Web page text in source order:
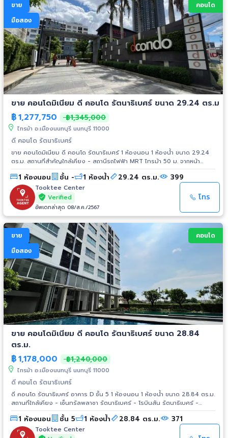
ขาย
มือสอง
คอนโด
ขาย คอนโดมิเนียม ดี คอนโด รัตนาธิเบศร์ ขนาด 29.24 ตร.ม
฿1,277,750 ฿1,345,000
ไทรม้า อ.เมืองนนทบุรี นนทบุรี 11000
ดี คอนโด รัตนาธิเบศร์
ขาย คอนโดมิเนียม ดี คอนโด รัตนาธิเบศร์ 1 ห้องนอน 1 ห้องน้ำ ขนาด 29.24
ตร.ม. สถานที่สำคัญใกล้เคียง - สถานีรถไฟฟ้า MRT ไทรม้า 50 ม. จากหน้า
โครงการ - สะพานพระนั่งเกล้า - ห้างสรรพสินค้าเซ็นทรัล รัตนาธิเบศร์, เซ็นทรัล
เวสเกต - ห้างสรรพสินค้า เอสพลานาด - ศูนย์ราชการนนทบุรี - ห้างบิ๊กซี
รัตนาธิเบศร์ - เดอะมอลล์ งามวงศ์วาน - จุดขึ้นลงทางด่วน งามวงศ์วาน
1 ห้องนอน ชั้น - 1 ห้องน้ำ 29.24 ตร.ม. 399
Tooktee Center
Verified
อัพเดทล่าสุด 08/ส.ค./2567
โทร
ขาย
มือสอง
คอนโด
ขาย คอนโดมิเนียม ดี คอนโด รัตนาธิเบศร์ ขนาด 28.84
ตร.ม.
฿1,178,000 ฿1,240,000
ไทรม้า อ.เมืองนนทบุรี นนทบุรี 11000
ดี คอนโด รัตนาธิเบศร์
ดี คอนโด รัตนาธิเบศร์ อาคาร D ชั้น 5 1 ห้องนอน 1 ห้องน้ำ ขนาด 28.84 ตร.ม.
สถานที่ใกล้เคียง - เซ็นทรัลพลาซา รัตนาธิเบศร์ - โรบินสัน รัตนาธิเบศร์ -
มหาวิทยาลัยเทคโนโลยีราชมงคลสุวรรณภูมิ วิทยาเขตนนทบุรี - โรงเรียน
นานาชาติเซนต์แอนดรูว์สสามัคคี - เซ็นทรัล ทาวน์ - เอสพลานาด - รพ.พระนั่ง
เกล้า - MRT ไทรม้า
1 ห้องนอน ชั้น 5 1 ห้องน้ำ 28.84 ตร.ม. 371
Tooktee Center